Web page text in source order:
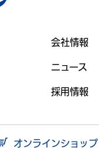
会社情報
ニュース
採用情報
オンラインショップ